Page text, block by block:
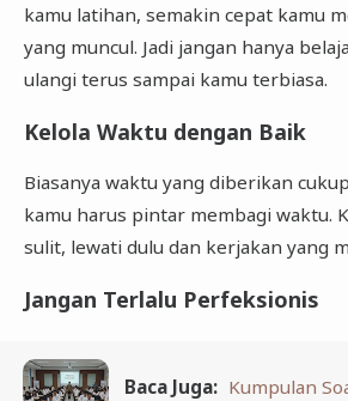
kamu latihan, semakin cepat kamu
yang muncul. Jadi jangan hanya
ulangi terus sampai kamu terbiasa.
Kelola Waktu dengan Baik
Biasanya waktu yang diberikan
kamu harus pintar membagi waktu.
sulit, lewati dulu dan kerjakan yang
Jangan Terlalu Perfeksionis
Baca Juga: Kumpulan